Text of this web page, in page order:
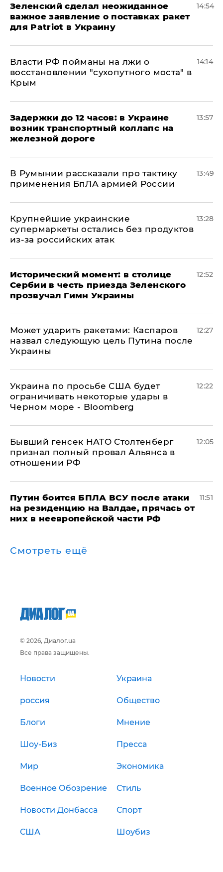
Зеленский сделал неожиданное
важное заявление о поставках ракет
для Patriot в Украину
14:54
Власти РФ пойманы на лжи о
восстановлении "сухопутного моста" в
Крым
14:14
Задержки до 12 часов: в Украине
возник транспортный коллапс на
железной дороге
13:57
В Румынии рассказали про тактику
применения БпЛА армией России
13:49
Крупнейшие украинские
супермаркеты остались без продуктов
из-за российских атак
13:28
Исторический момент: в столице
Сербии в честь приезда Зеленского
прозвучал Гимн Украины
12:52
Может ударить ракетами: Каспаров
назвал следующую цель Путина после
Украины
12:27
Украина по просьбе США будет
ограничивать некоторые удары в
Черном море - Bloomberg
12:22
Бывший генсек НАТО Столтенберг
признал полный провал Альянса в
отношении РФ
12:05
Путин боится БПЛА ВСУ после атаки
на резиденцию на Валдае, прячась от
них в неевропейской части РФ
11:51
Смотреть ещё
© 2026, Диалог.ua
Все права защищены.
Новости Украина
россия Общество
Блоги Мнение
Шоу-Биз Пресса
Мир Экономика
Военное Обозрение Стиль
Новости Донбасса Спорт
США Шоубиз